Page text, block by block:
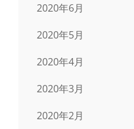
2020年6月
2020年5月
2020年4月
2020年3月
2020年2月